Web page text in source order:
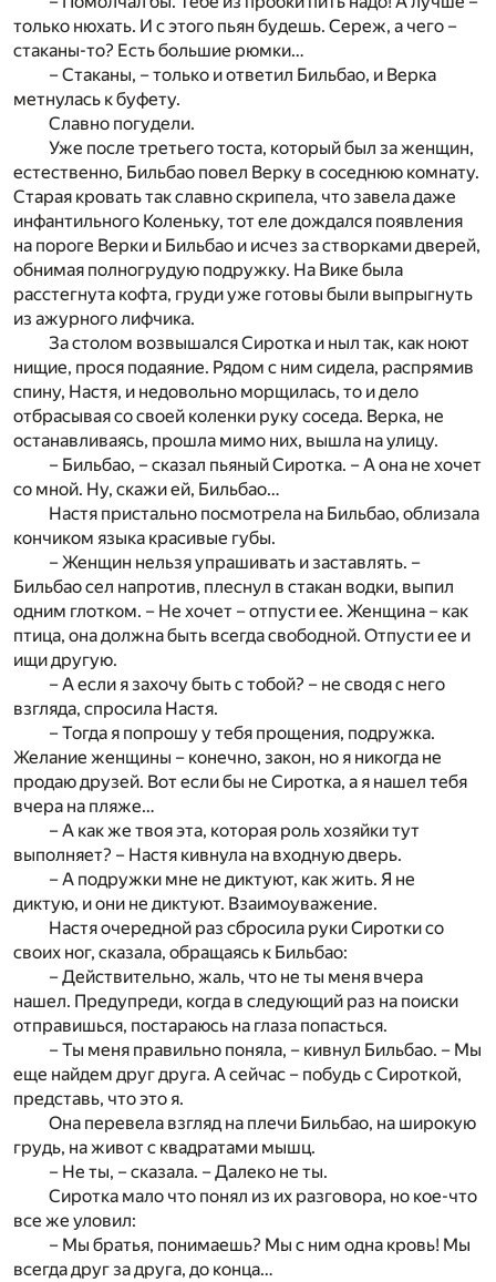
только нюхать. И с этого пьян будешь. Сереж, а чего –
стаканы-то? Есть большие рюмки…
– Стаканы, – только и ответил Бильбао, и Верка
метнулась к буфету.
Славно погудели.
Уже после третьего тоста, который был за женщин,
естественно, Бильбао повел Верку в соседнюю комнату.
Старая кровать так славно скрипела, что завела даже
инфантильного Коленьку, тот еле дождался появления
на пороге Верки и Бильбао и исчез за створками дверей,
обнимая полногрудую подружку. На Вике была
расстегнута кофта, груди уже готовы были выпрыгнуть
из ажурного лифчика.
За столом возвышался Сиротка и ныл так, как ноют
нищие, прося подаяние. Рядом с ним сидела, распрямив
спину, Настя, и недовольно морщилась, то и дело
отбрасывая со своей коленки руку соседа. Верка, не
останавливаясь, прошла мимо них, вышла на улицу.
– Бильбао, – сказал пьяный Сиротка. – А она не хочет
со мной. Ну, скажи ей, Бильбао…
Настя пристально посмотрела на Бильбао, облизала
кончиком языка красивые губы.
– Женщин нельзя упрашивать и заставлять. –
Бильбао сел напротив, плеснул в стакан водки, выпил
одним глотком. – Не хочет – отпусти ее. Женщина – как
птица, она должна быть всегда свободной. Отпусти ее и
ищи другую.
– А если я захочу быть с тобой? – не сводя с него
взгляда, спросила Настя.
– Тогда я попрошу у тебя прощения, подружка.
Желание женщины – конечно, закон, но я никогда не
продаю друзей. Вот если бы не Сиротка, а я нашел тебя
вчера на пляже…
– А как же твоя эта, которая роль хозяйки тут
выполняет? – Настя кивнула на входную дверь.
– А подружки мне не диктуют, как жить. Я не
диктую, и они не диктуют. Взаимоуважение.
Настя очередной раз сбросила руки Сиротки со
своих ног, сказала, обращаясь к Бильбао:
– Действительно, жаль, что не ты меня вчера
нашел. Предупреди, когда в следующий раз на поиски
отправишься, постараюсь на глаза попасться.
– Ты меня правильно поняла, – кивнул Бильбао. – Мы
еще найдем друг друга. А сейчас – побудь с Сироткой,
представь, что это я.
Она перевела взгляд на плечи Бильбао, на широкую
грудь, на живот с квадратами мышц.
– Не ты, – сказала. – Далеко не ты.
Сиротка мало что понял из их разговора, но кое-что
все же уловил:
– Мы братья, понимаешь? Мы с ним одна кровь! Мы
всегда друг за друга, до конца…